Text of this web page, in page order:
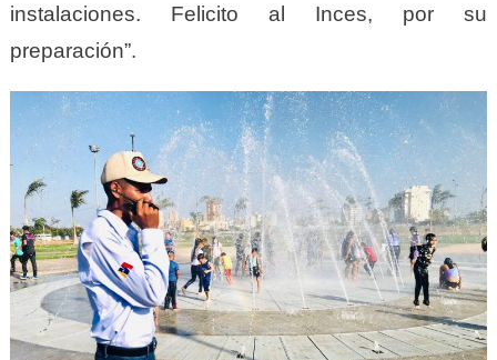
instalaciones. Felicito al Inces, por su
preparación”.